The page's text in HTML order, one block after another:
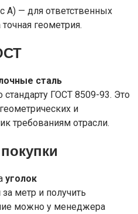
A) — для ответственных
геометрия.
сталь
стандарту ГОСТ 8509-93. Это
и
требованиям отрасли.
уголок
за метр и получить
можно у менеджера